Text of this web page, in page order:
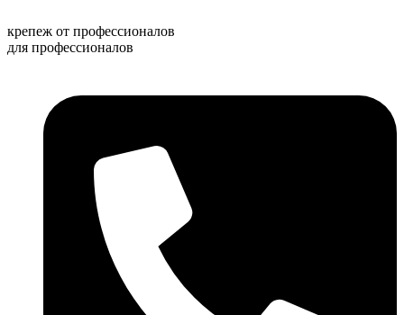
к
содержимому
крепеж от профессионалов
для профессионалов